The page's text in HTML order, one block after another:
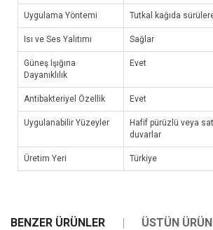
Uygulama Yöntemi Tutkal kağıda
Isı ve Ses Yalıtımı Sağlar
Güneş Işığına
Dayanıklılık
Evet
Antibakteriyel Özellik Evet
Uygulanabilir Yüzeyler
Hafif pürüzlü veya
duvarlar
Üretim Yeri Türkiye
BENZER ÜRÜNLER ÜSTÜN